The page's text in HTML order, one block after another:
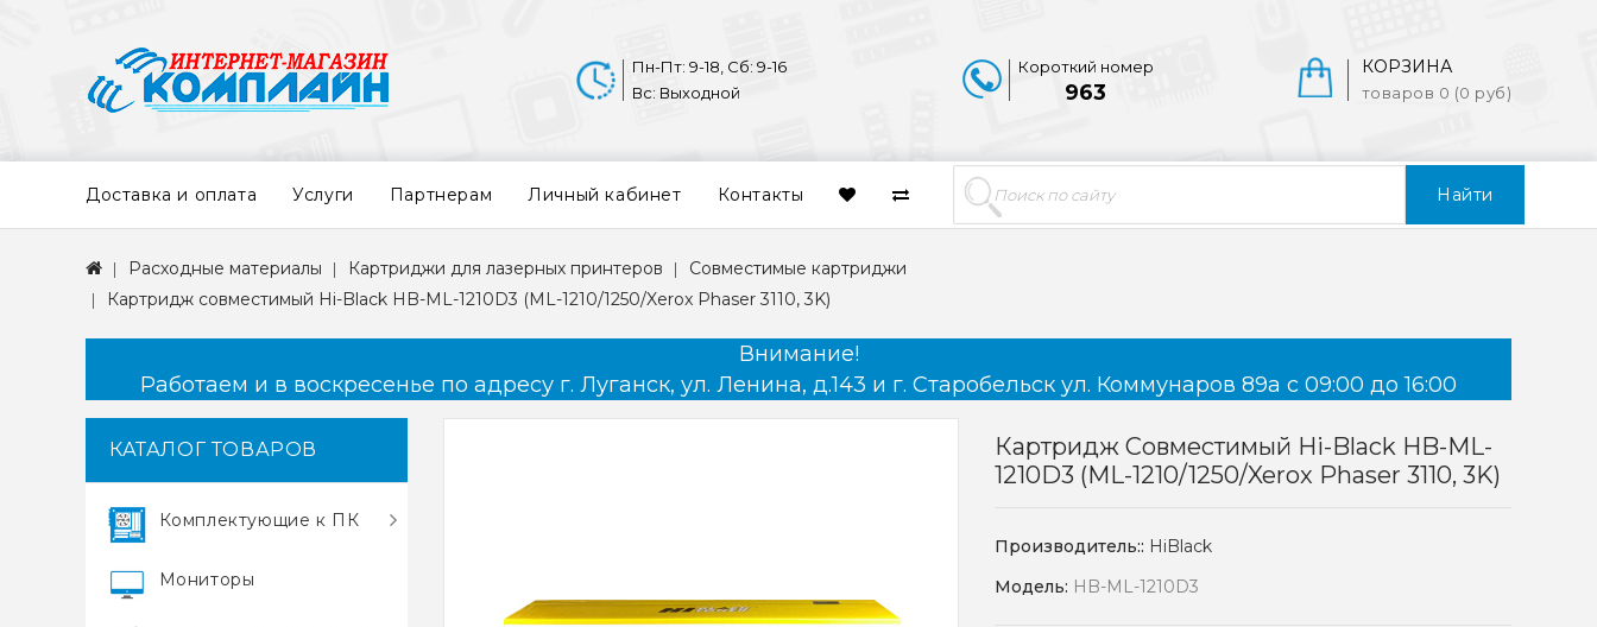
Найти
КОРЗИНА
товаров 0 (0 руб)
Короткий номер
963
Пн-Пт: 9-18, Сб: 9-16
Вс: Выходной
Доставка и оплата Услуги Партнерам Личный кабинет Контакты
Расходные материалы Картриджи для лазерных принтеров
Совместимые картриджи
Картридж совместимый Hi-Black HB-ML-1210D3 (ML-1210/1250/Xerox Phaser 3110, 3K)
Внимание!
Работаем и в воскресенье по адресу г. Луганск, ул. Ленина, д.143 и г. Старобельск ул. Коммунаров 89а с 09:00 до 16:00
КАТАЛОГ ТОВАРОВ
Комплектующие к ПК
Мониторы
Картридж Совместимый Hi-Black HB-ML-
1210D3 (ML-1210/1250/Xerox Phaser 3110, 3K)
Производитель:: HiBlack
Модель: HB-ML-1210D3